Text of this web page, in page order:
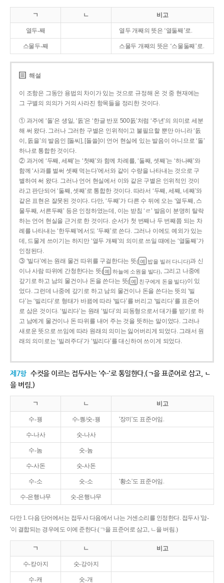
ㄱ ㄴ 비고
열두-째 열두 개째의 뜻은 ‘열둘째’로.
스물두-째 스물두 개째의 뜻은 ‘스물둘째’로.
해설
이 조항은 그동안 용법의 차이가 있는 것으로 규정해 온 것 중 현재에는
그 구별의 의의가 거의 사라진 항목들을 정리한 것이다.
① 과거에 ‘돌’은 생일, ‘돐’은 ‘한글 반포 500돐’처럼 ‘주년’의 의미로 세분
해 써 왔다. 그러나 그러한 구별은 인위적이고 불필요할 뿐만 아니라 ‘돐
이, 돐을’의 발음인 [돌씨], [돌쓸]이 언어 현실에 있는 발음이 아니므로 ‘돌’
하나로 통합한 것이다.
② 과거에 ‘두째, 세째’는 ‘첫째’와 함께 차례를, ‘둘째, 셋째’는 ‘하나째’와
함께 ‘사과를 벌써 셋째 먹는다’에서와 같이 수량을 나타내는 것으로 구
별하여 써 왔다. 그러나 언어 현실에서 이와 같은 구별은 인위적인 것이
라고 판단되어 ‘둘째, 셋째’로 통합한 것이다. 따라서 ‘두째, 세째, 네째’와
같은 표현은 잘못된 것이다. 다만, ‘두째’가 다른 수 뒤에 오는 ‘열두째, 스
물두째, 서른두째’ 등은 인정하였는데, 이는 받침 ‘ㄹ’ 발음이 분명히 탈락
하는 언어 현실을 근거로 한 것이다. 순서가 첫 번째나 두 번째쯤 되는 차
례를 나타내는 ‘한두째’에서도 ‘두째’로 쓴다. 그러나 이에도 예외가 있는
데, 드물게 쓰이기는 하지만 ‘열두 개째’의 의미로 쓰일 때에는 ‘열둘째’가
인정된다.
③ ‘빌다’에는 원래 물건 따위를 구걸한다는 뜻( 예 밥을 빌러 다니다)과 신
이나 사람 따위에 간청한다는 뜻( 예 하늘에 소원을 빌다), 그리고 나중에
갚기로 하고 남의 물건이나 돈을 쓴다는 뜻( 예 친구에게 돈을 빌다)이 있
었다. 그런데 나중에 갚기로 하고 남의 물건이나 돈을 쓴다는 뜻의 ‘빌
다’는 ‘빌리다’로 형태가 바뀜에 따라 ‘빌다’를 버리고 ‘빌리다’를 표준어
로 삼은 것이다. ‘빌리다’는 원래 ‘빌다’의 피동형으로서 대가를 받기로 하
고 남에게 물건이나 돈 따위를 내어 주는 것을 뜻하는 말이었다. 그러나
새로운 뜻으로 쓰임에 따라 원래의 의미는 잃어버리게 되었다. 그래서 원
래의 의미로는 ‘빌려주다’가 ‘빌리다’를 대신하여 쓰이게 되었다.
제7항 수컷을 이르는 접두사는 '수-'로 통일한다.(ㄱ을 표준어로 삼고, ㄴ
을 버림.)
ㄱ ㄴ 비고
수-꿩 수-퀑/숫-꿩 '장끼'도 표준어임.
수-나사 숫-나사
수-놈 숫-놈
수-사돈 숫-사돈
수-소 숫-소 '황소'도 표준어임.
수-은행나무 숫-은행나무
다만 1. 다음 단어에서는 접두사 다음에서 나는 거센소리를 인정한다. 접두사 '암-
'이 결합되는 경우에도 이에 준한다.(ㄱ을 표준어로 삼고, ㄴ을 버림.)
ㄱ ㄴ 비고
수-캉아지 숫-강아지
수-캐 숫-개